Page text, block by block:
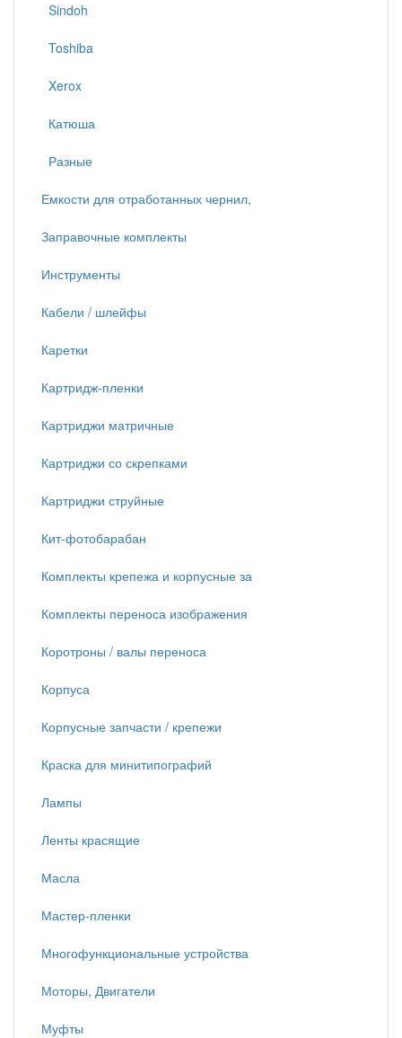
Sindoh
Toshiba
Xerox
Катюша
Разные
Емкости для отработанных чернил,
Заправочные комплекты
Инструменты
Кабели / шлейфы
Каретки
Картридж-пленки
Картриджи матричные
Картриджи со скрепками
Картриджи струйные
Кит-фотобарабан
Комплекты крепежа и корпусные за
Комплекты переноса изображения
Коротроны / валы переноса
Корпуса
Корпусные запчасти / крепежи
Краска для минитипографий
Лампы
Ленты красящие
Масла
Мастер-пленки
Многофункциональные устройства
Моторы, Двигатели
Муфты